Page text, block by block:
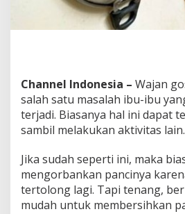
K
e
m
i
Channel Indonesia – Wajan
salah satu masalah ibu-ibu
terjadi. Biasanya hal ini dapat
sambil melakukan aktivitas lain.
Jika sudah seperti ini, maka
mengorbankan pancinya
tertolong lagi. Tapi tenang,
mudah untuk membersihkan